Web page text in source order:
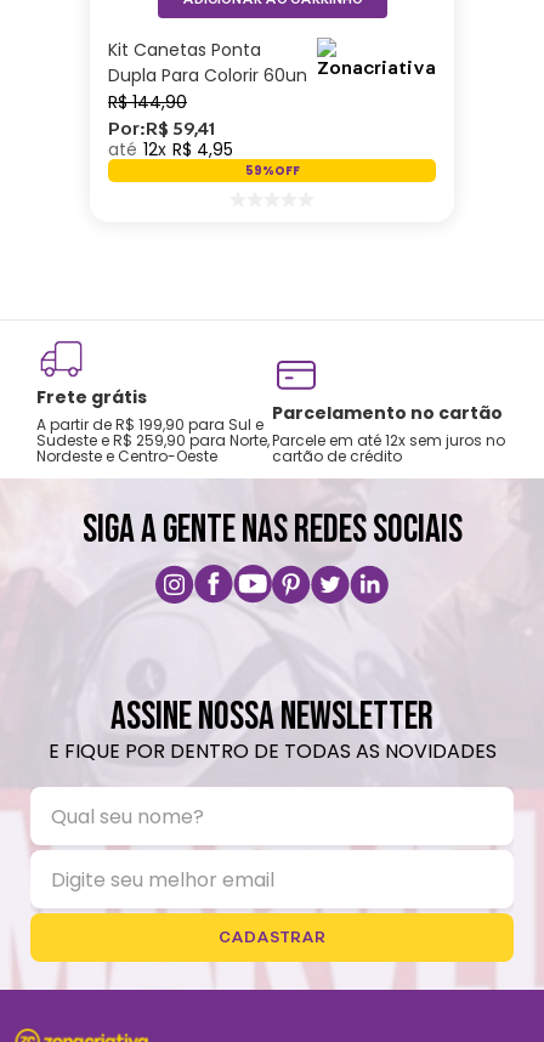
Kit Canetas Ponta
Dupla Para Colorir 60un
– Zonacriativa
R$ 144,90
Por:R$ 59,41
12 R$ 4,95
59%OFF
Frete grátis
A partir de R$ 199,90 para Sul e
Sudeste e R$ 259,90 para Norte,
Nordeste e Centro-Oeste
Parcelamento no cartão
Parcele em até 12x sem juros no
cartão de crédito
SIGA A GENTE NAS REDES SOCIAIS
ASSINE NOSSA NEWSLETTER
E FIQUE POR DENTRO DE TODAS AS NOVIDADES
CADASTRAR